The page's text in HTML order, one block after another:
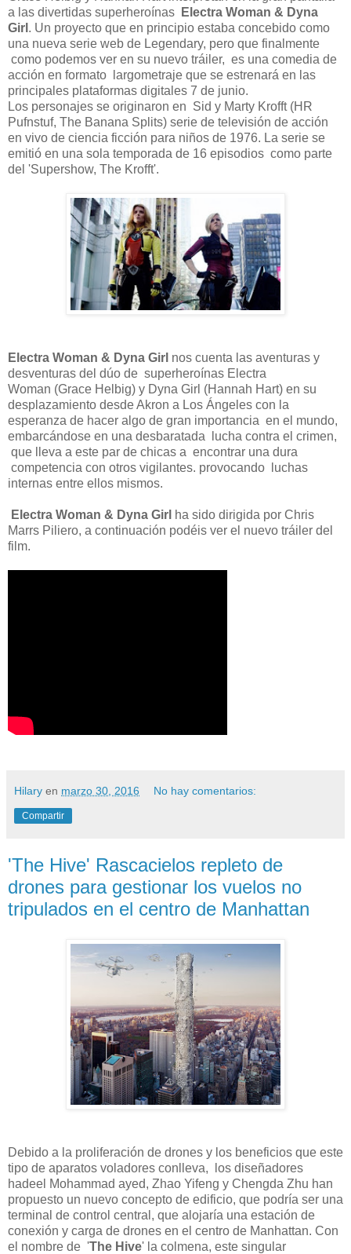
a las divertidas superheroínas
Electra Woman & Dyna
Girl . Un proyecto que en principio estaba concebido como
una nueva serie web de Legendary, pero que finalmente
como podemos ver en su nuevo tráiler, es una comedia de
acción en formato largometraje que se estrenará en las
principales plataformas digitales 7 de junio.
Los personajes se originaron en Sid y Marty Krofft (HR
Pufnstuf, The Banana Splits) serie de televisión de acción
en vivo de ciencia ficción para niños de 1976. La serie se
emitió en una sola temporada de 16 episodios como parte
del 'Supershow, The Krofft'.
Electra Woman & Dyna Girl nos cuenta las aventuras y
desventuras del dúo de superheroínas Electra
Woman (Grace Helbig) y Dyna Girl (Hannah Hart) en su
desplazamiento desde Akron a Los Ángeles con la
esperanza de hacer algo de gran importancia en el mundo,
embarcándose en una desbaratada lucha contra el crimen,
que lleva a este par de chicas a encontrar una dura
competencia con otros vigilantes. provocando luchas
internas entre ellos mismos.
Electra Woman & Dyna Girl ha sido dirigida por Chris
Marrs Piliero, a continuación podéis ver el nuevo tráiler del
film.
Hilary en marzo 30, 2016 No hay comentarios:
Compartir
'The Hive' Rascacielos repleto de
drones para gestionar los vuelos no
tripulados en el centro de Manhattan
Debido a la proliferación de drones y los beneficios que este
tipo de aparatos voladores conlleva, los diseñadores
hadeel Mohammad ayed, Zhao Yifeng y Chengda Zhu han
propuesto un nuevo concepto de edificio, que podría ser una
terminal de control central, que alojaría una estación de
conexión y carga de drones en el centro de Manhattan. Con
el nombre de 'The Hive' la colmena, este singular